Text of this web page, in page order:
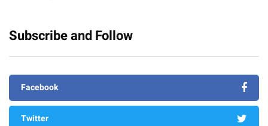
Subscribe and Follow
Facebook
Twitter